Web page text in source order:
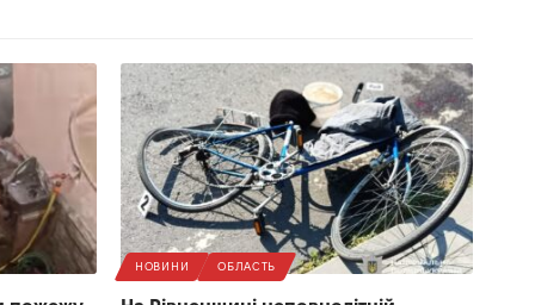
НОВИНИ ОБЛАСТЬ